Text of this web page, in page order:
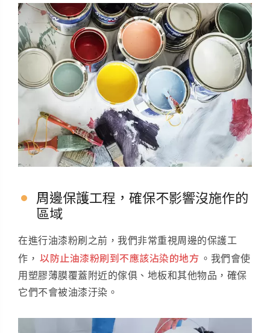
周邊保護工程，確保不影響沒施作的
區域
在進行油漆粉刷之前，我們非常重視周邊的保護工
作， 以防止油漆粉刷到不應該沾染的地方 。我們會使
用塑膠薄膜覆蓋附近的傢俱、地板和其他物品，確保
它們不會被油漆汙染。